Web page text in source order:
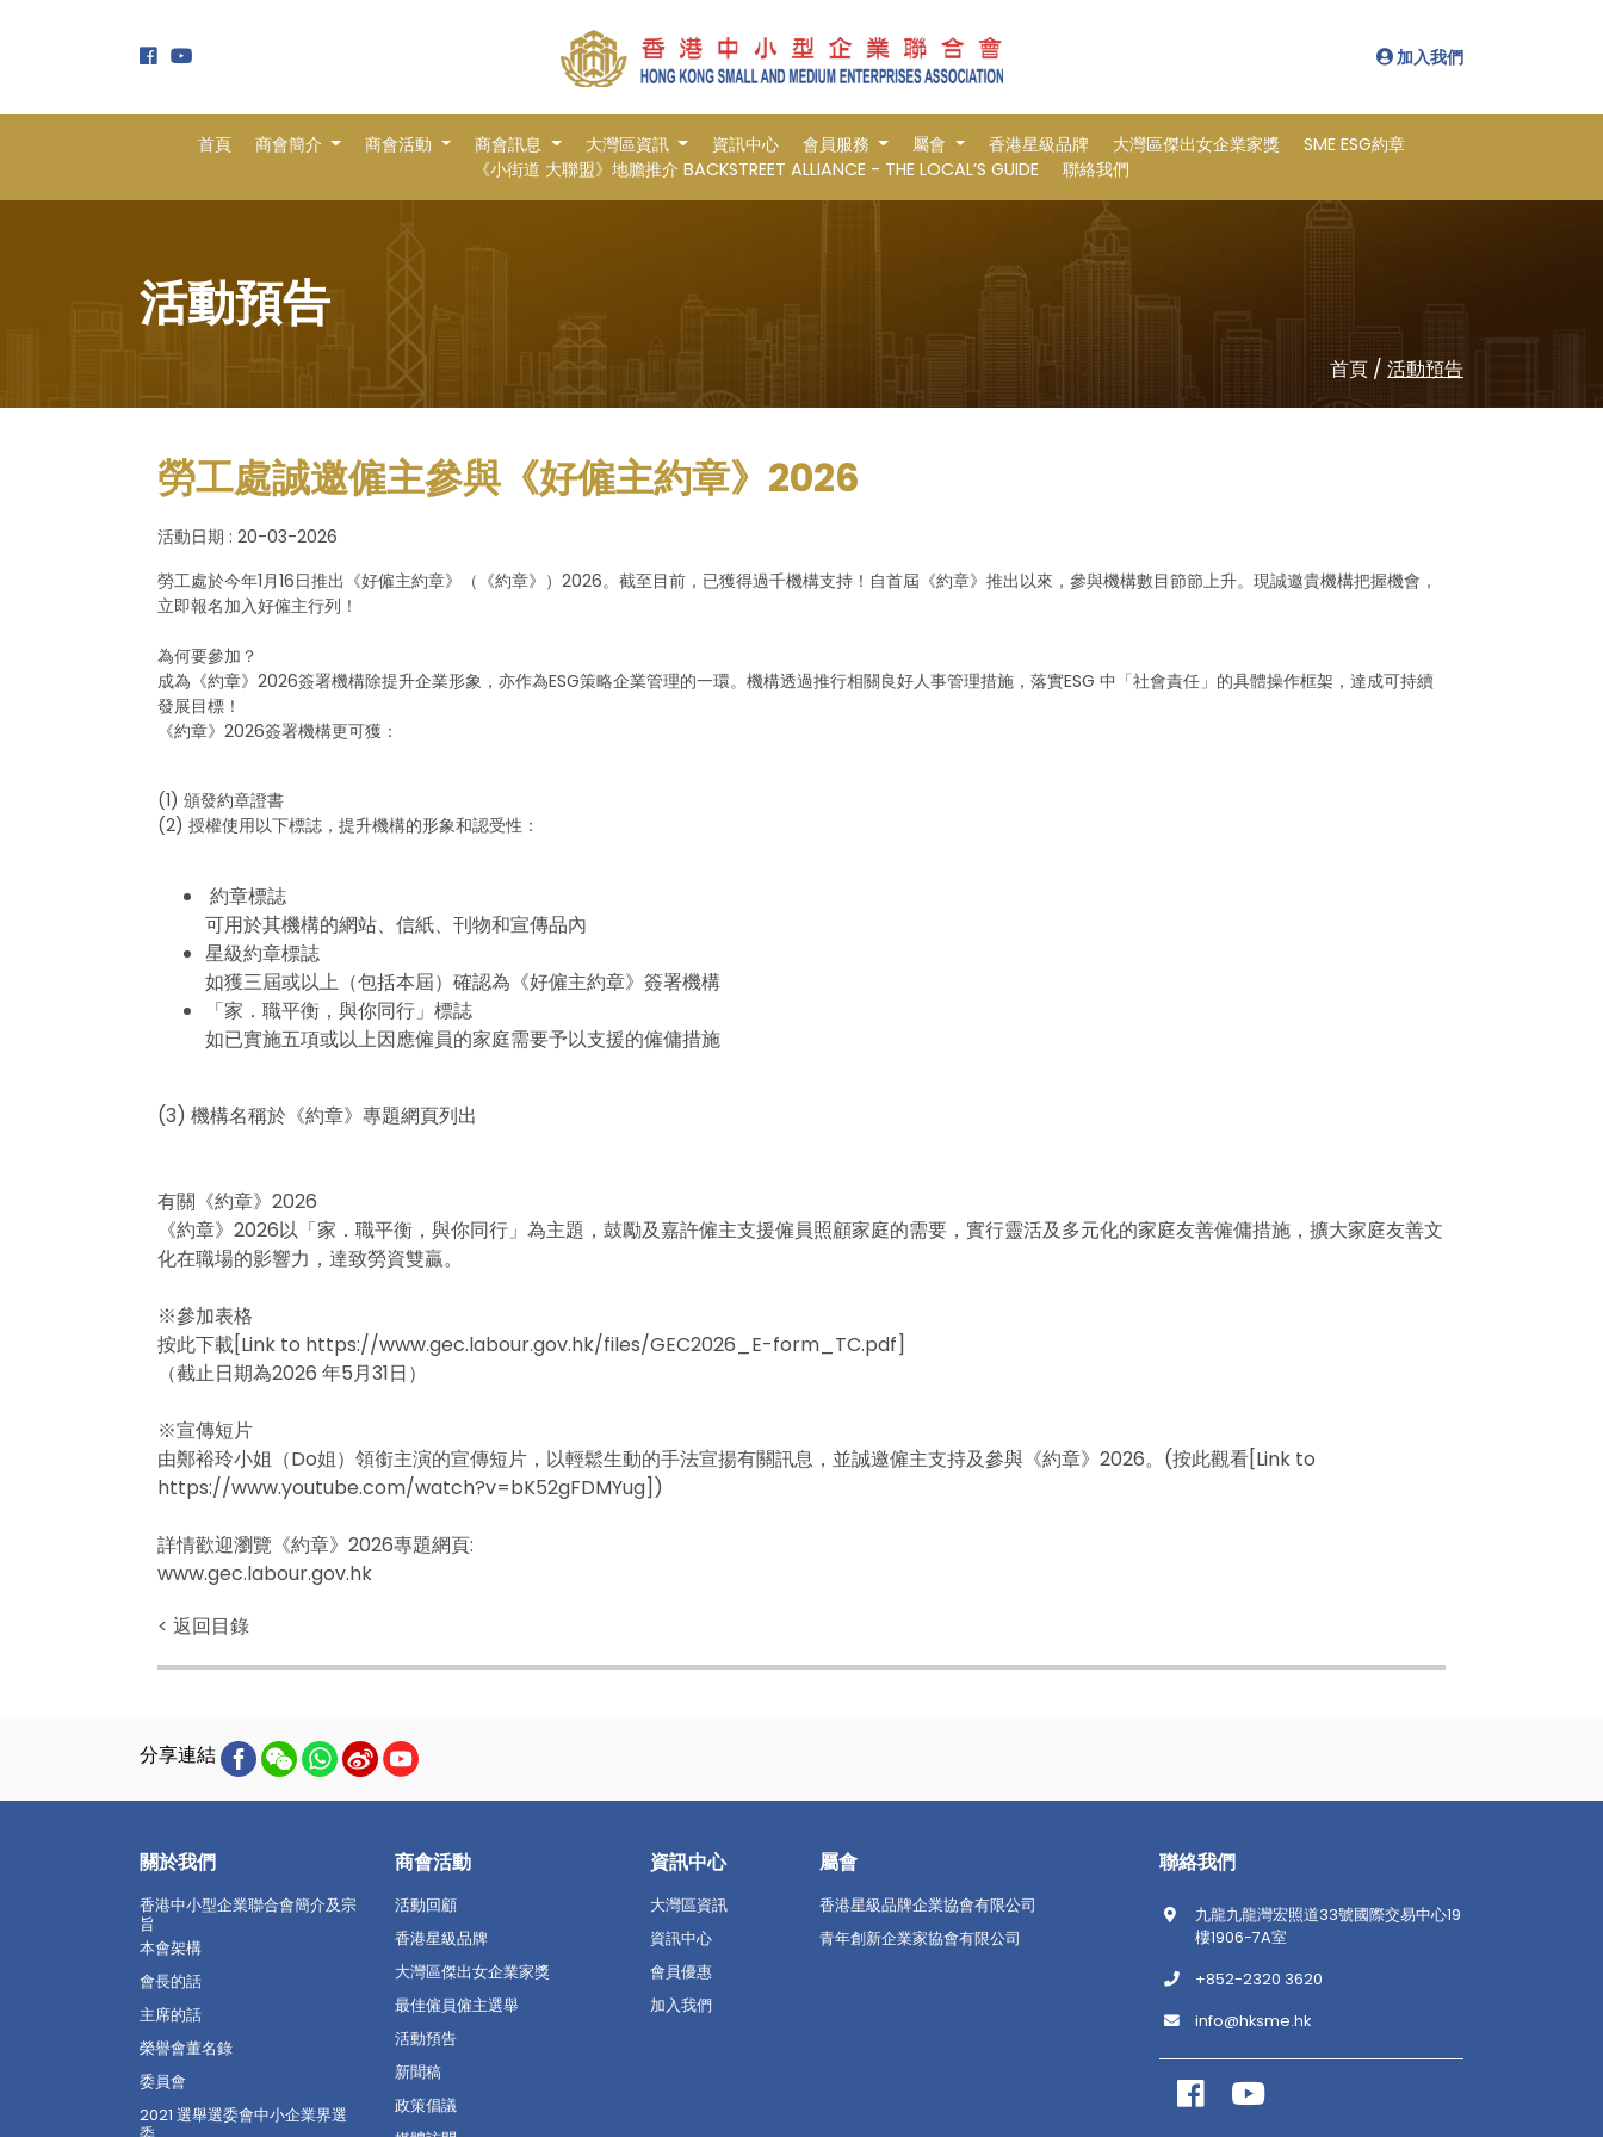
加入我們
首頁 商會簡介 商會活動 商會訊息 大灣區資訊 資訊中心 會員服務 屬會 香港星級品牌 大灣區傑出女企業家獎
SME ESG約章
《小街道 大聯盟》地膽推介 BACKSTREET ALLIANCE - THE LOCAL’S GUIDE
聯絡我們
活動預告
首頁 / 活動預告
勞工處誠邀僱主參與《好僱主約章》2026
活動日期 : 20-03-2026
勞工處於今年1月16日推出《好僱主約章》（《約章》）2026。截至目前，已獲得過千機構支持！自首屆《約章》推出以來，參與機構數目節節上升。現誠邀貴機構把握機會，
立即報名加入好僱主行列！
為何要參加？
成為《約章》2026簽署機構除提升企業形象，亦作為ESG策略企業管理的一環。機構透過推行相關良好人事管理措施，落實ESG 中「社會責任」的具體操作框架，達成可持續
發展目標！
《約章》2026簽署機構更可獲：
(1) 頒發約章證書
(2) 授權使用以下標誌，提升機構的形象和認受性：
約章標誌
可用於其機構的網站、信紙、刊物和宣傳品內
星級約章標誌
如獲三屆或以上（包括本屆）確認為《好僱主約章》簽署機構
「家．職平衡，與你同行」標誌
如已實施五項或以上因應僱員的家庭需要予以支援的僱傭措施
(3) 機構名稱於《約章》專題網頁列出
有關《約章》2026
《約章》2026以「家．職平衡，與你同行」為主題，鼓勵及嘉許僱主支援僱員照顧家庭的需要，實行靈活及多元化的家庭友善僱傭措施，擴大家庭友善文
化在職場的影響力，達致勞資雙贏。
※參加表格
按此下載[Link to https://www.gec.labour.gov.hk/files/GEC2026_E-form_TC.pdf]
（截止日期為2026 年5月31日）
※宣傳短片
由鄭裕玲小姐（Do姐）領銜主演的宣傳短片，以輕鬆生動的手法宣揚有關訊息，並誠邀僱主支持及參與《約章》2026。(按此觀看[Link to
https://www.youtube.com/watch?v=bK52gFDMYug])
詳情歡迎瀏覽《約章》2026專題網頁:
www.gec.labour.gov.hk
< 返回目錄
分享連結
關於我們
香港中小型企業聯合會簡介及宗
旨
本會架構
會長的話
主席的話
榮譽會董名錄
委員會
2021 選舉選委會中小企業界選
商會活動
活動回顧
香港星級品牌
大灣區傑出女企業家獎
最佳僱員僱主選舉
活動預告
新聞稿
政策倡議
資訊中心
大灣區資訊
資訊中心
會員優惠
加入我們
屬會
香港星級品牌企業協會有限公司
青年創新企業家協會有限公司
聯絡我們
九龍九龍灣宏照道33號國際交易中心19
樓1906-7A室
+852-2320 3620
info@hksme.hk